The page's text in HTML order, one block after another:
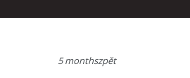
5 monthszpět